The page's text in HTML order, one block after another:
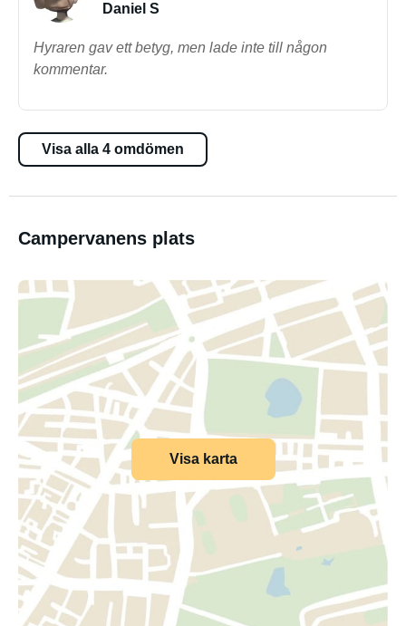
Daniel S
Hyraren gav ett betyg, men lade inte till någon
kommentar.
Visa alla 4 omdömen
Campervanens plats
Visa karta